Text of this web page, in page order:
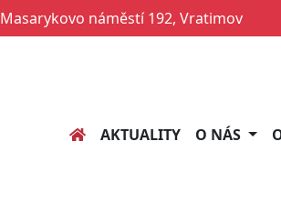
Masarykovo náměstí 192, Vratimov
AKTUALITY O NÁS